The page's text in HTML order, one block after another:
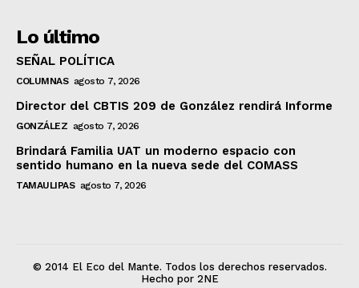
Lo último
SEÑAL POLÍTICA
COLUMNAS agosto 7, 2026
Director del CBTIS 209 de González rendirá Informe
GONZÁLEZ agosto 7, 2026
Brindará Familia UAT un moderno espacio con
sentido humano en la nueva sede del COMASS
TAMAULIPAS agosto 7, 2026
© 2014 El Eco del Mante. Todos los derechos reservados.
Hecho por 2NE